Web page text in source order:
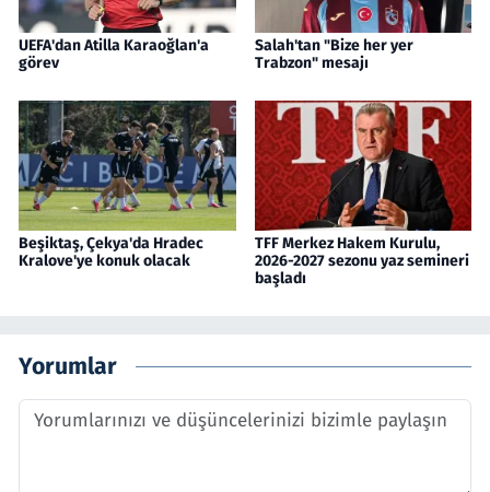
UEFA'dan Atilla Karaoğlan'a
görev
Salah'tan "Bize her yer
Trabzon" mesajı
Beşiktaş, Çekya'da Hradec
Kralove'ye konuk olacak
TFF Merkez Hakem Kurulu,
2026-2027 sezonu yaz semineri
başladı
Yorumlar